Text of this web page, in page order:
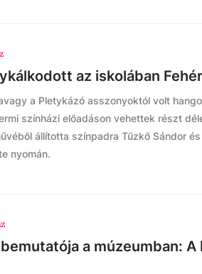
az iskolában
a Pletykázó asszonyoktól volt
színházi előadáson vehettek részt
állította színpadra Tűzkő Sándor
nyomán.
a múzeumban: